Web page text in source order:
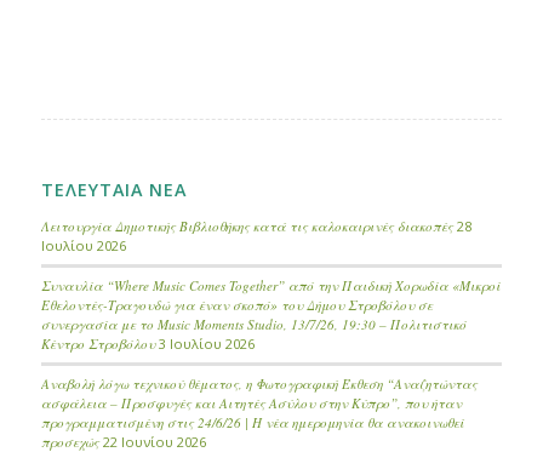
ΤΕΛΕΥΤΑΙΑ ΝΕΑ
Λειτουργία Δημοτικής Βιβλιοθήκης κατά τις καλοκαιρινές διακοπές 28
Ιουλίου 2026
Συναυλία “Where Music Comes Together” από την Παιδική Χορωδία «Μικροί
Εθελοντές-Τραγουδώ για έναν σκοπό» του Δήμου Στροβόλου σε
συνεργασία με το Music Moments Studio, 13/7/26, 19:30 – Πολιτιστικό
Κέντρο Στροβόλου 3 Ιουλίου 2026
Αναβολή λόγω τεχνικού θέματος, η Φωτογραφική Έκθεση “Αναζητώντας
ασφάλεια – Προσφυγές και Αιτητές Ασύλου στην Κύπρο”, που ήταν
προγραμματισμένη στις 24/6/26 | Η νέα ημερομηνία θα ανακοινωθεί
προσεχώς 22 Ιουνίου 2026